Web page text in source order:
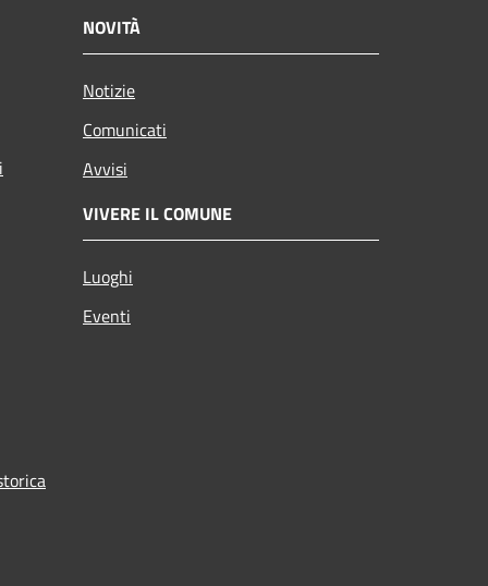
NOVITÀ
Notizie
Comunicati
Avvisi
VIVERE IL COMUNE
Luoghi
Eventi